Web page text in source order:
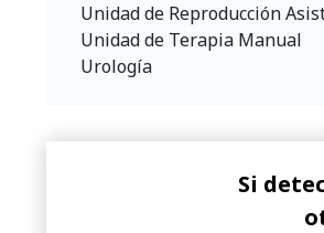
Unidad de Reproducción
Unidad de Terapia Manual
Urología
Si